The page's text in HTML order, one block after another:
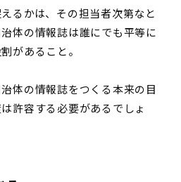
るかは、その担当者次第なと
体の情報誌は誰にでも平等に
があること。
体の情報誌をつくる本来の目
許容する必要があるでしょ